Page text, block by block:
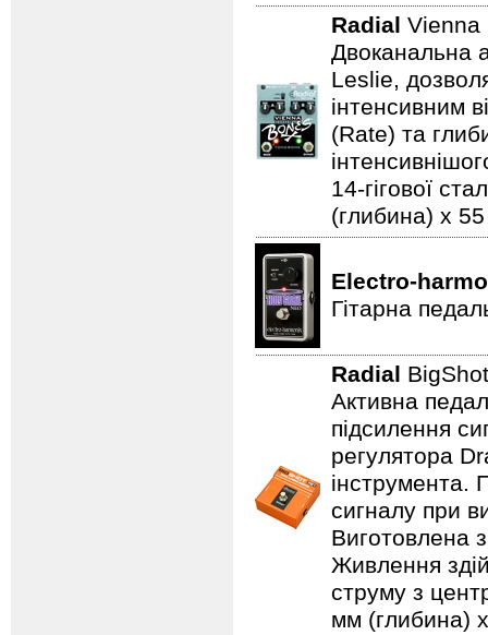
Radial
Двоканальна
Leslie,
інтенсивним
(Rate) та
14-гігової
(глибина) x
Electro-
Гітарна
Radial
Активна
підсилення
регулятора
інструмента.
сигналу при
Виготовлена з
Живлення
струму з
мм (глибина)